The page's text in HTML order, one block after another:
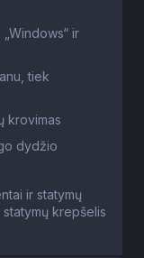
ir
tiek
krovimas
dydžio
ir statymų
krepšelis